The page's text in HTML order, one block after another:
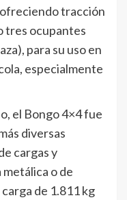
tracción
tres ocupantes
para su uso en
especialmente
el Bongo 4×4 fue
diversas
cargas y
o de
de 1.811 kg